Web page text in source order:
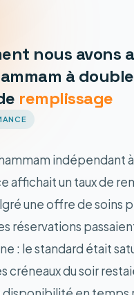
nous avons
à
remplissage
indépendant
affichait un taux de
une offre de soins
réservations
: le standard était
créneaux du soir